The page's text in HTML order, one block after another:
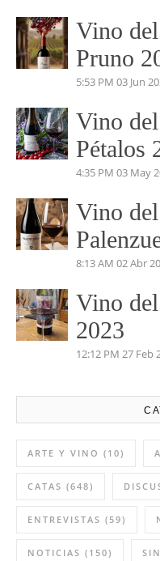
Vino
Pruno
5:53 PM 03 Jun
Vino
Pétalos
4:35 PM 03 May
Vino
8:13 AM 02 Abr
Vino
2023
12:12 PM 27 Feb
ARTE Y VINO (10)
CATAS (648)
ENTREVISTAS (59)
NOTICIAS (150)